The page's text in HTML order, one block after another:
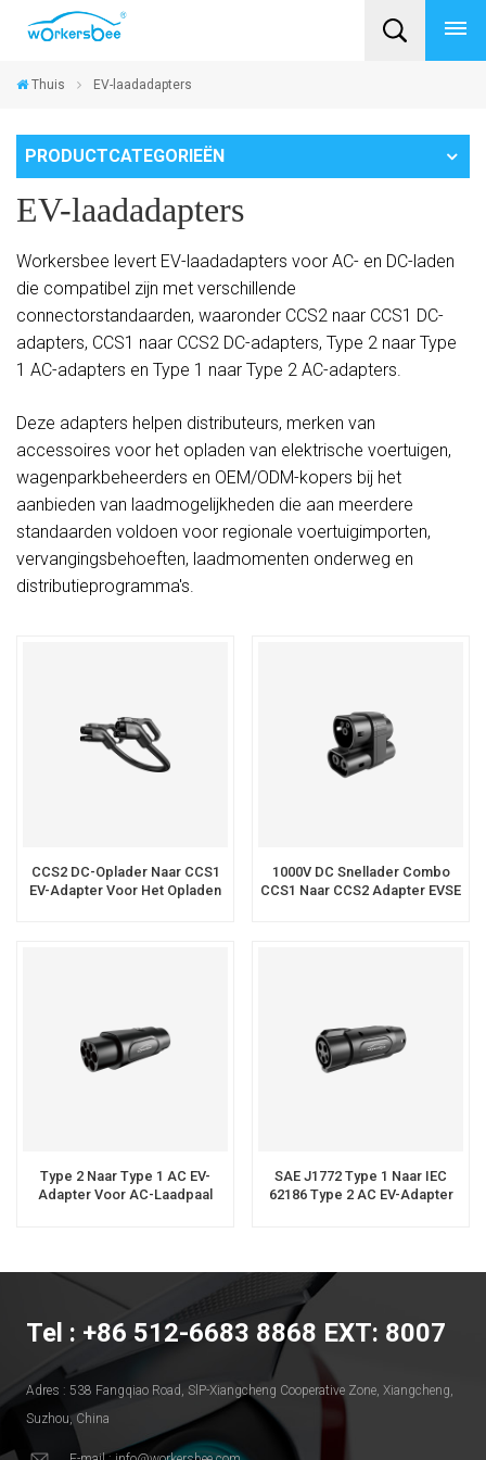
Thuis EV-laadadapters
PRODUCTCATEGORIEËN
EV-laadadapters
Workersbee levert EV-laadadapters voor AC- en DC-laden
die compatibel zijn met verschillende
connectorstandaarden, waaronder CCS2 naar CCS1 DC-
adapters, CCS1 naar CCS2 DC-adapters, Type 2 naar Type
1 AC-adapters en Type 1 naar Type 2 AC-adapters.
Deze adapters helpen distributeurs, merken van
accessoires voor het opladen van elektrische voertuigen,
wagenparkbeheerders en OEM/ODM-kopers bij het
aanbieden van laadmogelijkheden die aan meerdere
standaarden voldoen voor regionale voertuigimporten,
vervangingsbehoeften, laadmomenten onderweg en
distributieprogramma's.
CCS2 DC-Oplader Naar CCS1
EV-Adapter Voor Het Opladen
1000V DC Snellader Combo
CCS1 Naar CCS2 Adapter EVSE
Type 2 Naar Type 1 AC EV-
Adapter Voor AC-Laadpaal
SAE J1772 Type 1 Naar IEC
62186 Type 2 AC EV-Adapter
Tel : +86 512-6683 8868 EXT: 8007
Adres : 538 Fangqiao Road, SlP-Xiangcheng Cooperative Zone, Xiangcheng,
Suzhou, China